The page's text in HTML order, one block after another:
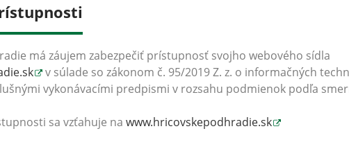
má záujem zabezpečiť prístupnosť svojho webového sídla
v súlade so zákonom č. 95/2019 Z. z. o informačných
vykonávacími predpismi v rozsahu podmienok podľa
sa vzťahuje na www.hricovskepodhradie.sk